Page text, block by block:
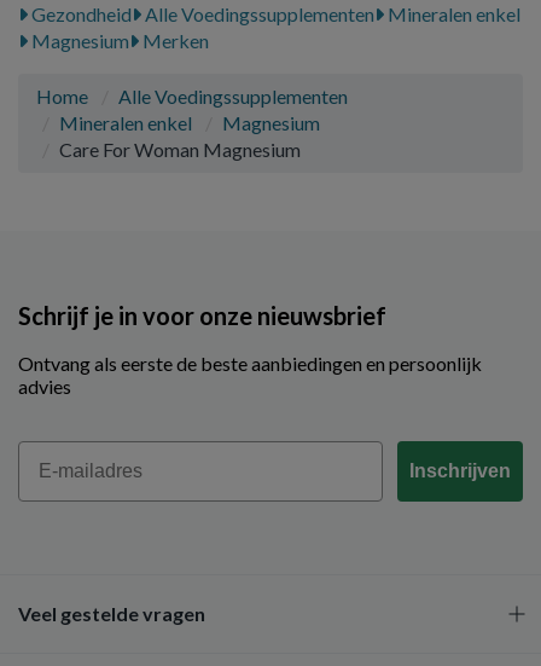
Gezondheid Alle Voedingssupplementen
Mineralen enkel
Magnesium
Merken
Home
Alle Voedingssupplementen
Mineralen enkel
Magnesium
Care For Woman Magnesium
Schrijf je in voor onze nieuwsbrief
Ontvang als eerste de beste aanbiedingen en persoonlijk
advies
Email
Inschrijven
Veel gestelde vragen